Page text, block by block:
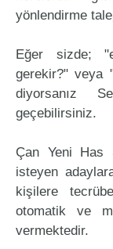
yönlendirme
Eğer sizde;
gerekir?" veya
diyorsanız
geçebilirsiniz.
Çan Yeni Has
isteyen
kişilere
otomatik ve
vermektedir.